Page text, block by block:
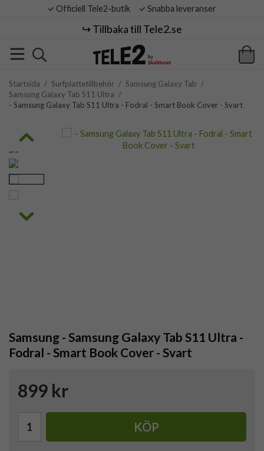
Officiell Tele2-butik Snabba leveranser
↪️ Tillbaka till Tele2.se
Startsida / Surfplattetillbehör / Samsung Galaxy Tab /
Samsung Galaxy Tab S11 Ultra /
- Samsung Galaxy Tab S11 Ultra - Fodral - Smart Book Cover - Svart
Samsung - Samsung Galaxy Tab S11 Ultra -
Fodral - Smart Book Cover - Svart
899 kr
KÖP